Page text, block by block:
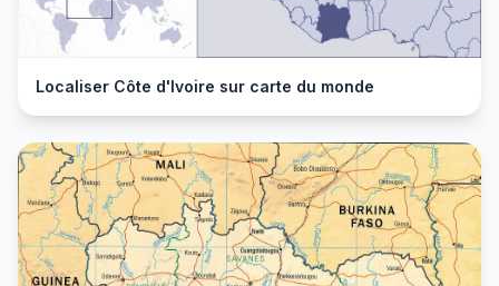
Localiser Côte d'Ivoire sur carte du monde